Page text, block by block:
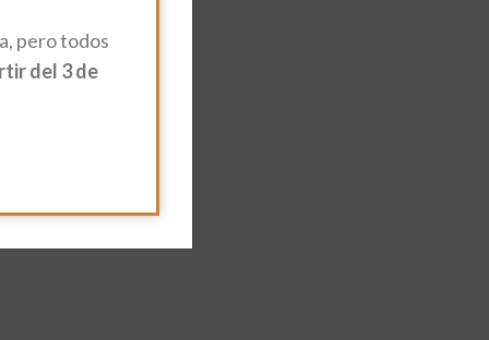
pero todos
del 3 de